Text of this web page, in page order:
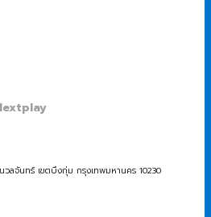
ลจันทร์ เขตบึงกุ่ม กรุงเทพมหานคร 10230